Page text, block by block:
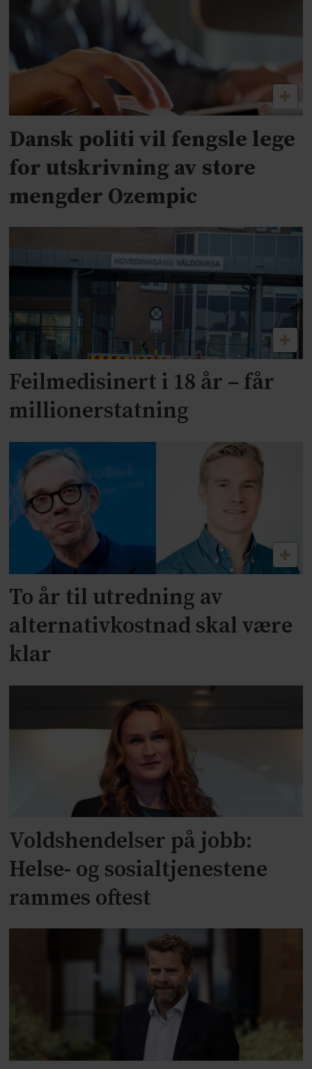
Dansk politi vil fengsle lege
for utskrivning av store
mengder Ozempic
Feilmedisinert i 18 år – får
millionerstatning
To år til utredning av
alternativkostnad skal være
klar
Voldshendelser på jobb:
Helse- og sosialtjenestene
rammes oftest